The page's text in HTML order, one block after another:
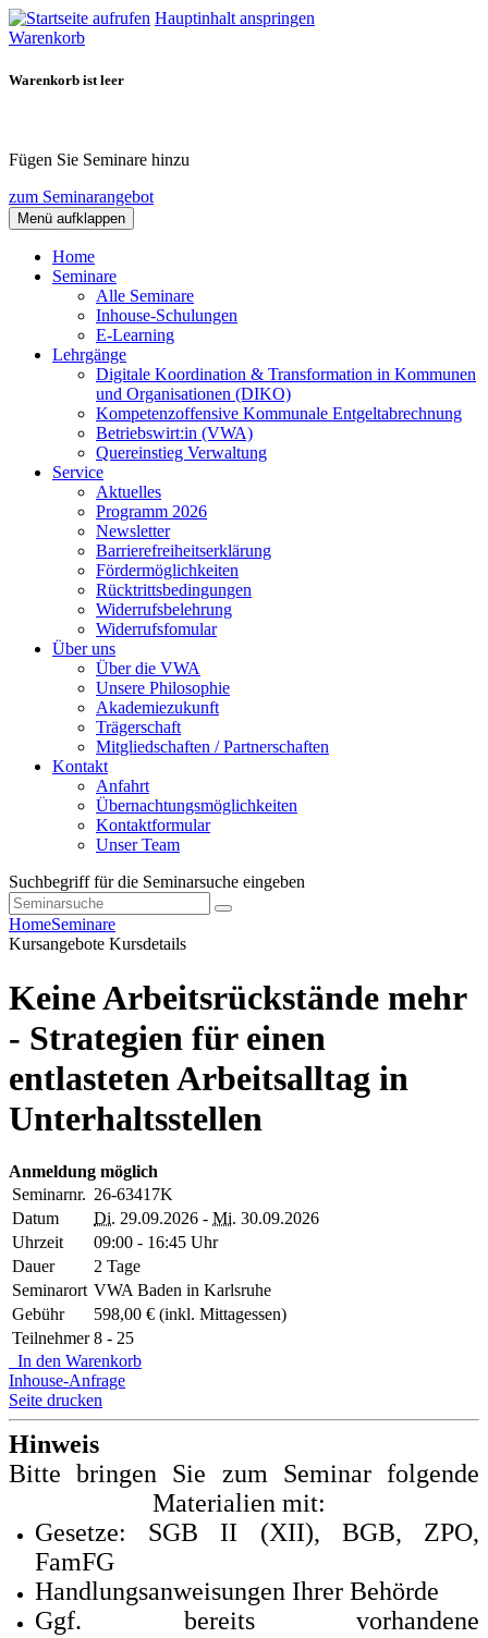
Hauptinhalt anspringen
Warenkorb
Warenkorb ist leer
Fügen Sie Seminare hinzu
zum Seminarangebot
Menü aufklappen
Home
Seminare
Alle Seminare
Inhouse-Schulungen
E-Learning
Lehrgänge
Digitale Koordination & Transformation in Kommunen
und Organisationen (DIKO)
Kompetenzoffensive Kommunale Entgeltabrechnung
Betriebswirt:in (VWA)
Quereinstieg Verwaltung
Service
Aktuelles
Programm 2026
Newsletter
Barrierefreiheitserklärung
Fördermöglichkeiten
Rücktrittsbedingungen
Widerrufsbelehrung
Widerrufsfomular
Über uns
Über die VWA
Unsere Philosophie
Akademiezukunft
Trägerschaft
Mitgliedschaften / Partnerschaften
Kontakt
Anfahrt
Übernachtungsmöglichkeiten
Kontaktformular
Unser Team
Suchbegriff für die Seminarsuche eingeben
HomeSeminare
Kursangebote Kursdetails
Keine Arbeitsrückstände mehr
- Strategien für einen
entlasteten Arbeitsalltag in
Unterhaltsstellen
Anmeldung möglich
Seminarnr. 26-63417K
Datum
Di. 29.09.2026 - Mi. 30.09.2026
Uhrzeit
09:00 - 16:45 Uhr
Dauer
2 Tage
Seminarort VWA Baden in Karlsruhe
Gebühr
598,00 € (inkl. Mittagessen)
Teilnehmer 8 - 25
In den Warenkorb
Inhouse-Anfrage
Seite drucken
Hinweis
Bitte bringen Sie zum Seminar folgende
Materialien mit:
Gesetze: SGB II (XII), BGB, ZPO,
FamFG
Handlungsanweisungen Ihrer Behörde
Ggf. bereits vorhandene